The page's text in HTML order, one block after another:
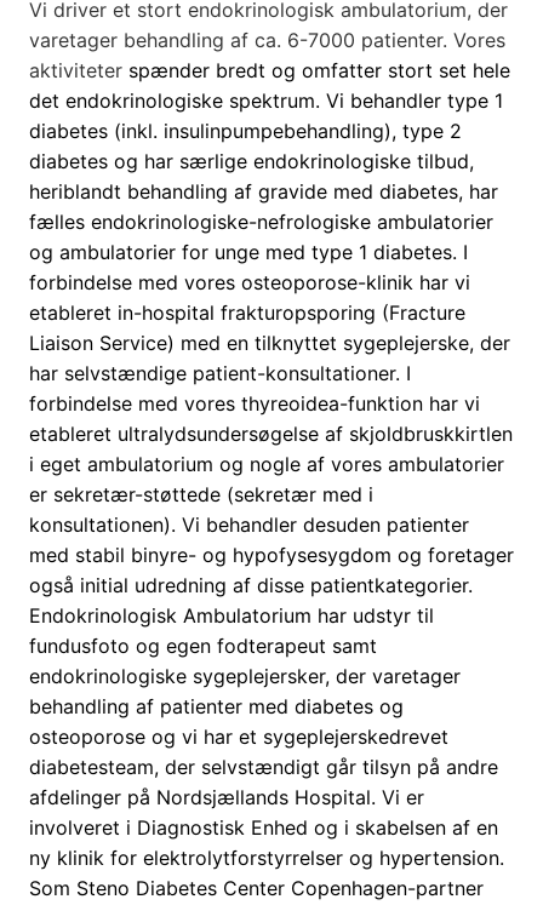
Vi driver et stort endokrinologisk ambulatorium, der
varetager behandling af ca. 6-7000 patienter. Vores
aktiviteter spænder bredt og omfatter stort set hele
det endokrinologiske spektrum. Vi behandler type 1
diabetes (inkl. insulinpumpebehandling), type 2
diabetes og har særlige endokrinologiske tilbud,
heriblandt behandling af gravide med diabetes, har
fælles endokrinologiske-nefrologiske ambulatorier
og ambulatorier for unge med type 1 diabetes. I
forbindelse med vores osteoporose-klinik har vi
etableret in-hospital frakturopsporing (Fracture
Liaison Service) med en tilknyttet sygeplejerske, der
har selvstændige patient-konsultationer. I
forbindelse med vores thyreoidea-funktion har vi
etableret ultralydsundersøgelse af skjoldbruskkirtlen
i eget ambulatorium og nogle af vores ambulatorier
er sekretær-støttede (sekretær med i
konsultationen). Vi behandler desuden patienter
med stabil binyre- og hypofysesygdom og foretager
også initial udredning af disse patientkategorier.
Endokrinologisk Ambulatorium har udstyr til
fundusfoto og egen fodterapeut samt
endokrinologiske sygeplejersker, der varetager
behandling af patienter med diabetes og
osteoporose og vi har et sygeplejerskedrevet
diabetesteam, der selvstændigt går tilsyn på andre
afdelinger på Nordsjællands Hospital. Vi er
involveret i Diagnostisk Enhed og i skabelsen af en
ny klinik for elektrolytforstyrrelser og hypertension.
Som Steno Diabetes Center Copenhagen-partner